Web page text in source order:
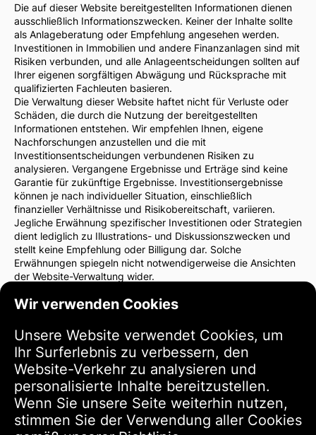
Wir verwenden Cookies
Unsere Website verwendet Cookies, um
Ihr Surferlebnis zu verbessern, den
Website-Verkehr zu analysieren und
personalisierte Inhalte bereitzustellen.
Wenn Sie unsere Seite weiterhin nutzen,
stimmen Sie der Verwendung aller Cookies
Die auf dieser Website bereitgestellten Informationen dienen
ausschließlich Informationszwecken. Keiner der Inhalte sollte
als Anlageberatung oder Empfehlung angesehen werden.
Investitionen in Immobilien und andere Finanzanlagen sind mit
Risiken verbunden, und alle Anlageentscheidungen sollten auf
Ihrer eigenen sorgfältigen Abwägung und Rücksprache mit
qualifizierten Fachleuten basieren.
Die Verwaltung dieser Website haftet nicht für Verluste oder
Schäden, die durch die Nutzung der bereitgestellten
Informationen entstehen. Wir empfehlen Ihnen, eigene
Nachforschungen anzustellen und die mit
Investitionsentscheidungen verbundenen Risiken zu
analysieren. Vergangene Ergebnisse und Erträge sind keine
Garantie für zukünftige Ergebnisse. Investitionsergebnisse
können je nach individueller Situation, einschließlich
finanzieller Verhältnisse und Risikobereitschaft, variieren.
Jegliche Erwähnung spezifischer Investitionen oder Strategien
dient lediglich zu Illustrations- und Diskussionszwecken und
stellt keine Empfehlung oder Billigung dar. Solche
Erwähnungen spiegeln nicht notwendigerweise die Ansichten
der Website-Verwaltung wider.
Finanzberater oder Rechtsanwalt zu konsultieren. Sie sind
die damit verbundenen Risiken.
Durch die Nutzung dieser Website stimmen Sie zu, dass die
Verwaltung der Website nicht für direkte oder indirekte
Verluste oder Schäden haftet, die sich aus der Nutzung der
bereitgestellten Informationen ergeben.
Bitte seien Sie vorsichtig und umsichtig bei
Investitionsentscheidungen.